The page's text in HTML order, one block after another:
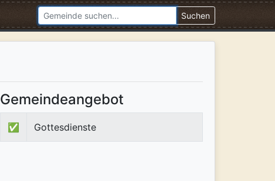
Suchen
Gemeindeangebot
✅ Gottesdienste